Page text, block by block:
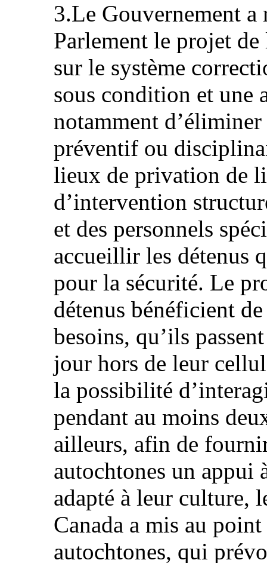
3.Le Gouvernement a
Parlement le projet
sur le système
sous condition et une
notamment
préventif ou
lieux de privation de
d’intervention
et des personnels
accueillir les détenus
pour la sécurité. Le
détenus bénéficient
besoins, qu’ils
jour hors de leur
la possibilité
pendant au moins
ailleurs, afin de
autochtones un appui
adapté à leur culture,
Canada a mis au
autochtones, qui